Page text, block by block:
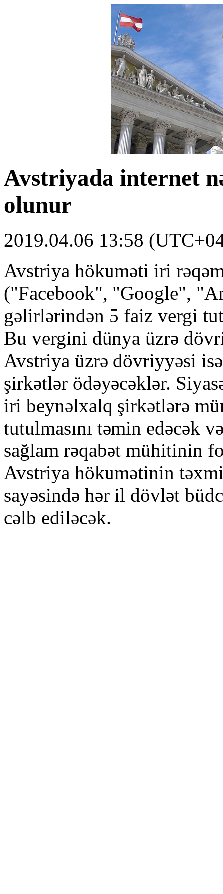
Avstriyada internet
olunur
2019.04.06 13:58
Avstriya hökuməti iri
("Facebook", "Google",
gəlirlərindən 5 faiz vergi
Bu vergini dünya üzrə
Avstriya üzrə dövriyyəsi
şirkətlər ödəyəcəklər.
iri beynəlxalq şirkətlərə
tutulmasını təmin edəcək
sağlam rəqabət mühitinin
Avstriya hökumətinin
sayəsində hər il dövlət
cəlb ediləcək.